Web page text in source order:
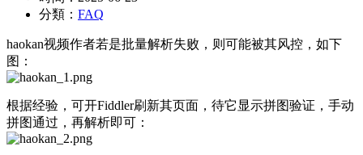
分類： FAQ
haokan视频作者若是批量解析失败，则可能被其风控，如下
图：
根据经验，可开Fiddler刷新其页面，待它显示拼图验证，手动
拼图通过，再解析即可：